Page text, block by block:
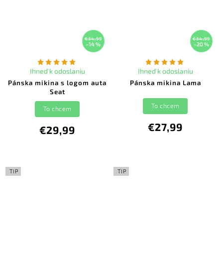
€34,99
–14 %
Pánska mikina s logom auta
Seat
Ihneď k odoslaniu
€29,99
To chcem
€34,99
–20 %
Pánska mikina Lama
Ihneď k odoslaniu
€27,99
To chcem
TIP TIP